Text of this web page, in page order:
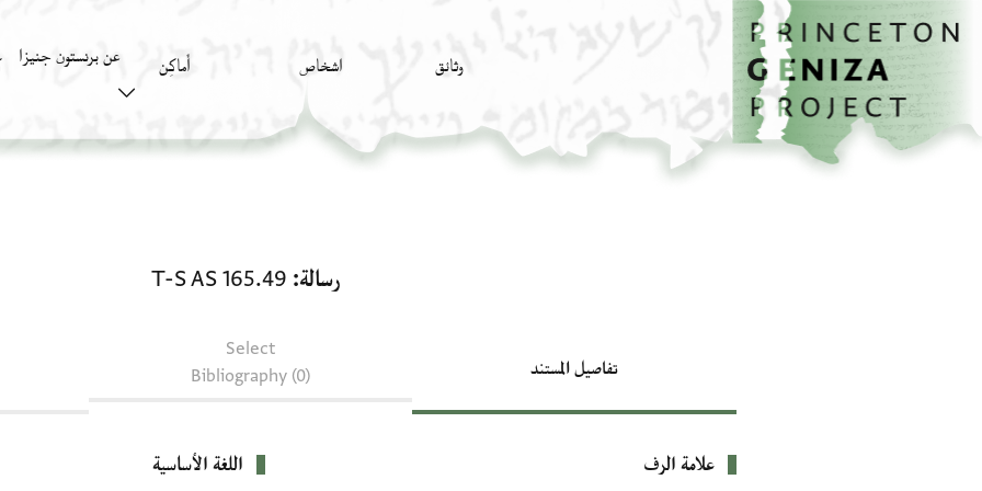
تخطي إلى المحتوى الرئيسي
الصفحة الرئيسية
وثائق اشخاص أَماكِن عن برنستون جنيزا
رسالة T-S AS 165.49
تفاصيل المستند
Select
Bibliography (0)
بيانات التعريف
علامة الرف اللغة الأساسية